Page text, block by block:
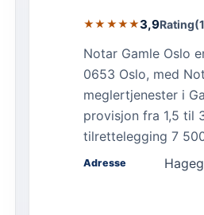
★★★★★3,9Rating
Notar Gamle Oslo
0653 Oslo, med
meglertjenester i
provisjon fra 1,5 til
tilrettelegging 7
Adresse